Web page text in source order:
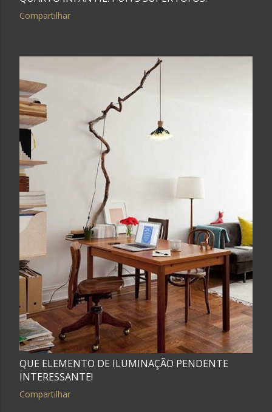
Compartilhar
QUE ELEMENTO DE ILUMINAÇÃO PENDENTE
INTERESSANTE!
Compartilhar